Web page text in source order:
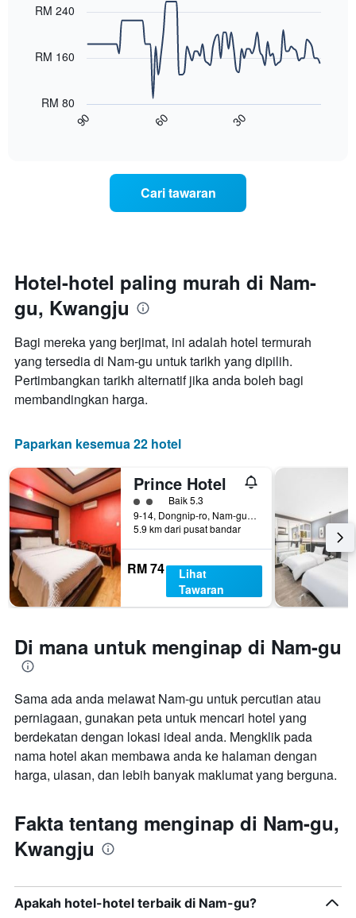
yang
dalam
mempunyai
with
menunjukkan
bagaimana
X
yang
memaparkan
hari
sebelum
penginapan
Carta
mempunyai
paksi
Y
yang
memaparkan
harga
purata
bilik
90 60 30
RM 80
RM 160
RM 240
Cari tawaran
Hotel-hotel paling murah di Nam-
gu, Kwangju
Bagi mereka yang berjimat, ini adalah hotel termurah
yang tersedia di Nam-gu untuk tarikh yang dipilih.
Pertimbangkan tarikh alternatif jika anda boleh bagi
membandingkan harga.
Paparkan kesemua 22 hotel
Prince Hotel
penarafan kelas 2
Baik 5.3
9-14, Dongnip-ro, Nam-gu, Kwangju, Korea Selatan
5.9 km dari pusat bandar
RM 74
Lihat
Tawaran
Di mana untuk menginap di Nam-gu
Sama ada anda melawat Nam-gu untuk percutian atau
perniagaan, gunakan peta untuk mencari hotel yang
berdekatan dengan lokasi ideal anda. Mengklik pada
nama hotel akan membawa anda ke halaman dengan
harga, ulasan, dan lebih banyak maklumat yang berguna.
Fakta tentang menginap di Nam-gu,
Kwangju
Apakah hotel-hotel terbaik di Nam-gu?